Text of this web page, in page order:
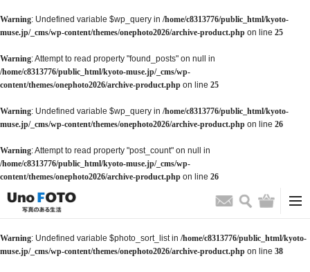
Warning: Undefined variable $wp_query in /home/c8313776/public_html/kyoto-
muse.jp/_cms/wp-content/themes/onephoto2026/archive-product.php on line 25
Warning: Attempt to read property "found_posts" on null in
/home/c8313776/public_html/kyoto-muse.jp/_cms/wp-
content/themes/onephoto2026/archive-product.php on line 25
Warning: Undefined variable $wp_query in /home/c8313776/public_html/kyoto-
muse.jp/_cms/wp-content/themes/onephoto2026/archive-product.php on line 26
Warning: Attempt to read property "post_count" on null in
/home/c8313776/public_html/kyoto-muse.jp/_cms/wp-
content/themes/onephoto2026/archive-product.php on line 26
お問い合わせ
検索 バッグ
Warning: Undefined variable $photo_sort_list in /home/c8313776/public_html/kyoto-
muse.jp/_cms/wp-content/themes/onephoto2026/archive-product.php on line 38